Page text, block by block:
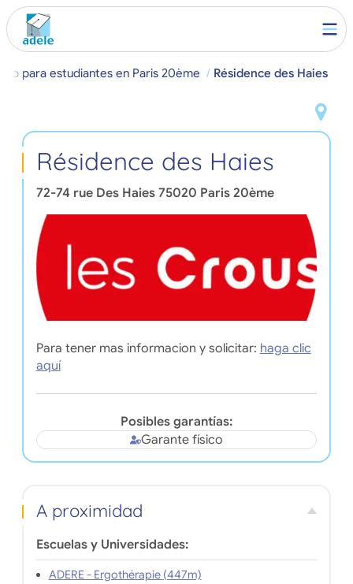
para estudiantes en Paris 20ème Résidence des Haies
Résidence des Haies
72-74 rue Des Haies 75020 Paris 20ème
Para tener mas informacion y solicitar: haga clic
aquí
Posibles garantías:
Garante físico
A proximidad
Escuelas y Universidades:
ADERE - Ergothérapie (447m)